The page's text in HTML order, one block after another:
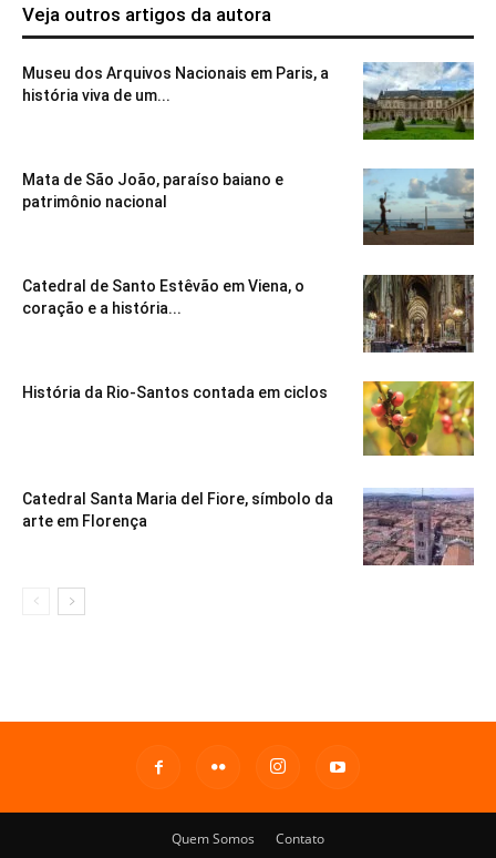
Veja outros artigos da autora
Museu dos Arquivos Nacionais em Paris, a
história viva de um...
Mata de São João, paraíso baiano e
patrimônio nacional
Catedral de Santo Estêvão em Viena, o
coração e a história...
História da Rio-Santos contada em ciclos
Catedral Santa Maria del Fiore, símbolo da
arte em Florença
Quem Somos Contato